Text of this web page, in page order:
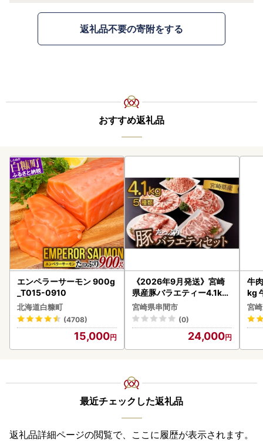
返礼品不要の寄附をする
おすすめ返礼品
エンペラーサーモン 900g
_T015-0910
北海道白糠町
(4708)
15,000
《2026年9月発送》宮崎
県産豚バラエティー4.1kg
セット_K033-057-2609
宮崎県串間市
(0)
24,000
牛肉 宮崎牛 赤身＆霜
kg
kg-
宮
最近チェックした返礼品
返礼品詳細ページの閲覧で、ここに履歴が表示されます。